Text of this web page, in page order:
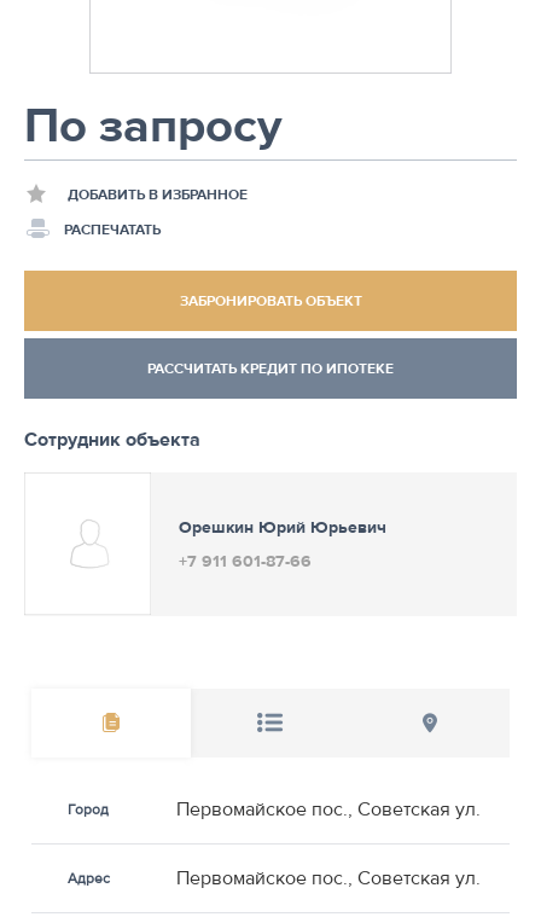
По запросу
ДОБАВИТЬ В ИЗБРАННОЕ
РАСПЕЧАТАТЬ
ЗАБРОНИРОВАТЬ ОБЪЕКТ
РАССЧИТАТЬ КРЕДИТ ПО ИПОТЕКЕ
Сотрудник объекта
Орешкин Юрий Юрьевич
+7 911 601-87-66
Город Первомайское пос., Советская ул.
Адрес Первомайское пос., Советская ул.